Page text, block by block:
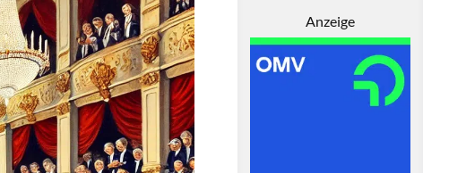
Anzeige